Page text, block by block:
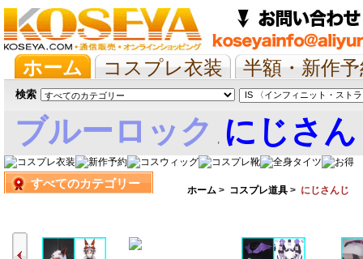
ホーム コスプレ衣装
半額・新作
抱き枕/布団/シーツ
ツイステ ウマ
検索
ブルーロック , にじさ
娘すべてのカテゴリー ホーム > コスプレ道具 > にじさんじ